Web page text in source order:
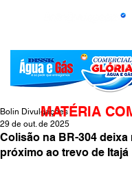
Colisão na BR-304
próximo ao trevo de Itajá
Bolin Divulgações
29 de out. de 2025
MATÉRIA